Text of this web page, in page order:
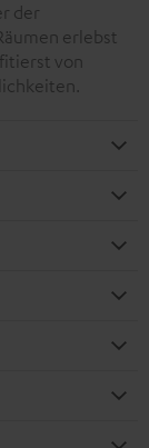
der
erlebst
von